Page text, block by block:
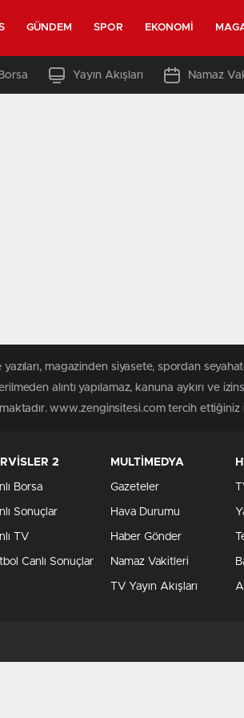
GÜNDEM SPOR EKONOMI
Yayın Akışları Namaz
magazinden siyasete, spordan
alıntı yapılamaz, kanuna aykırı ve
www.zenginsitesi.com tercih
2
Borsa
Sonuçlar
TV
Canlı Sonuçlar
MULTİMEDYA
Gazeteler
Hava Durumu
Haber Gönder
Namaz Vakitleri
TV Yayın Akışları